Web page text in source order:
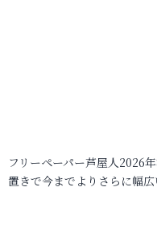
フリーペーパー芦屋人2026
置きで今までよりさらに幅